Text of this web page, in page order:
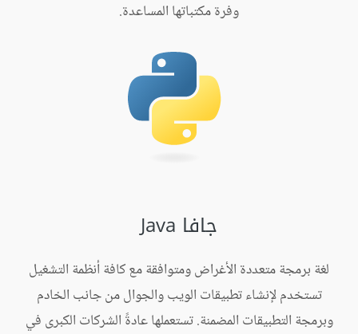
وفرة مكتباتها المساعدة.
جافا Java
لغة برمجة متعددة الأغراض ومتوافقة مع كافة أنظمة التشغيل
تستخدم لإنشاء تطبيقات الويب والجوال من جانب الخادم
وبرمجة التطبيقات المضمنة. تستعملها عادةً الشركات الكبرى في